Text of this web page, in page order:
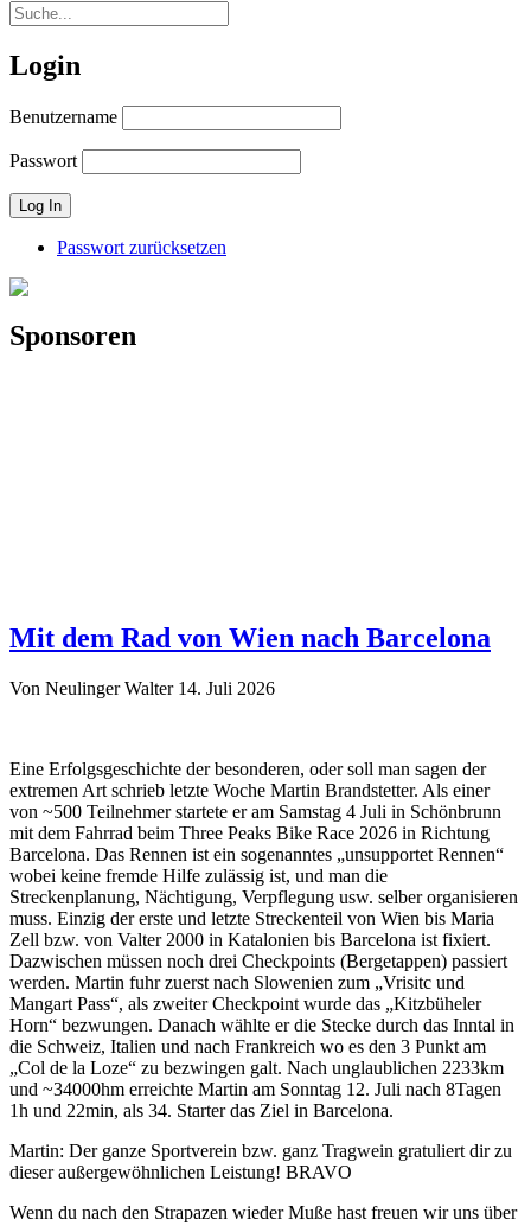
Login
Benutzername
Passwort
Passwort zurücksetzen
Sponsoren
Mit dem Rad von Wien nach Barcelona
Von Neulinger Walter 14. Juli 2026
Eine Erfolgsgeschichte der besonderen, oder soll man sagen der
extremen Art schrieb letzte Woche Martin Brandstetter. Als einer
von ~500 Teilnehmer startete er am Samstag 4 Juli in Schönbrunn
mit dem Fahrrad beim Three Peaks Bike Race 2026 in Richtung
Barcelona. Das Rennen ist ein sogenanntes „unsupportet Rennen“
wobei keine fremde Hilfe zulässig ist, und man die
Streckenplanung, Nächtigung, Verpflegung usw. selber organisieren
muss. Einzig der erste und letzte Streckenteil von Wien bis Maria
Zell bzw. von Valter 2000 in Katalonien bis Barcelona ist fixiert.
Dazwischen müssen noch drei Checkpoints (Bergetappen) passiert
werden. Martin fuhr zuerst nach Slowenien zum „Vrisitc und
Mangart Pass“, als zweiter Checkpoint wurde das „Kitzbüheler
Horn“ bezwungen. Danach wählte er die Stecke durch das Inntal in
die Schweiz, Italien und nach Frankreich wo es den 3 Punkt am
„Col de la Loze“ zu bezwingen galt. Nach unglaublichen 2233km
und ~34000hm erreichte Martin am Sonntag 12. Juli nach 8Tagen
1h und 22min, als 34. Starter das Ziel in Barcelona.
Martin: Der ganze Sportverein bzw. ganz Tragwein gratuliert dir zu
dieser außergewöhnlichen Leistung! BRAVO
Wenn du nach den Strapazen wieder Muße hast freuen wir uns über